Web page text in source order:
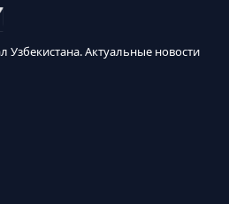
Узбекистана. Актуальные новости